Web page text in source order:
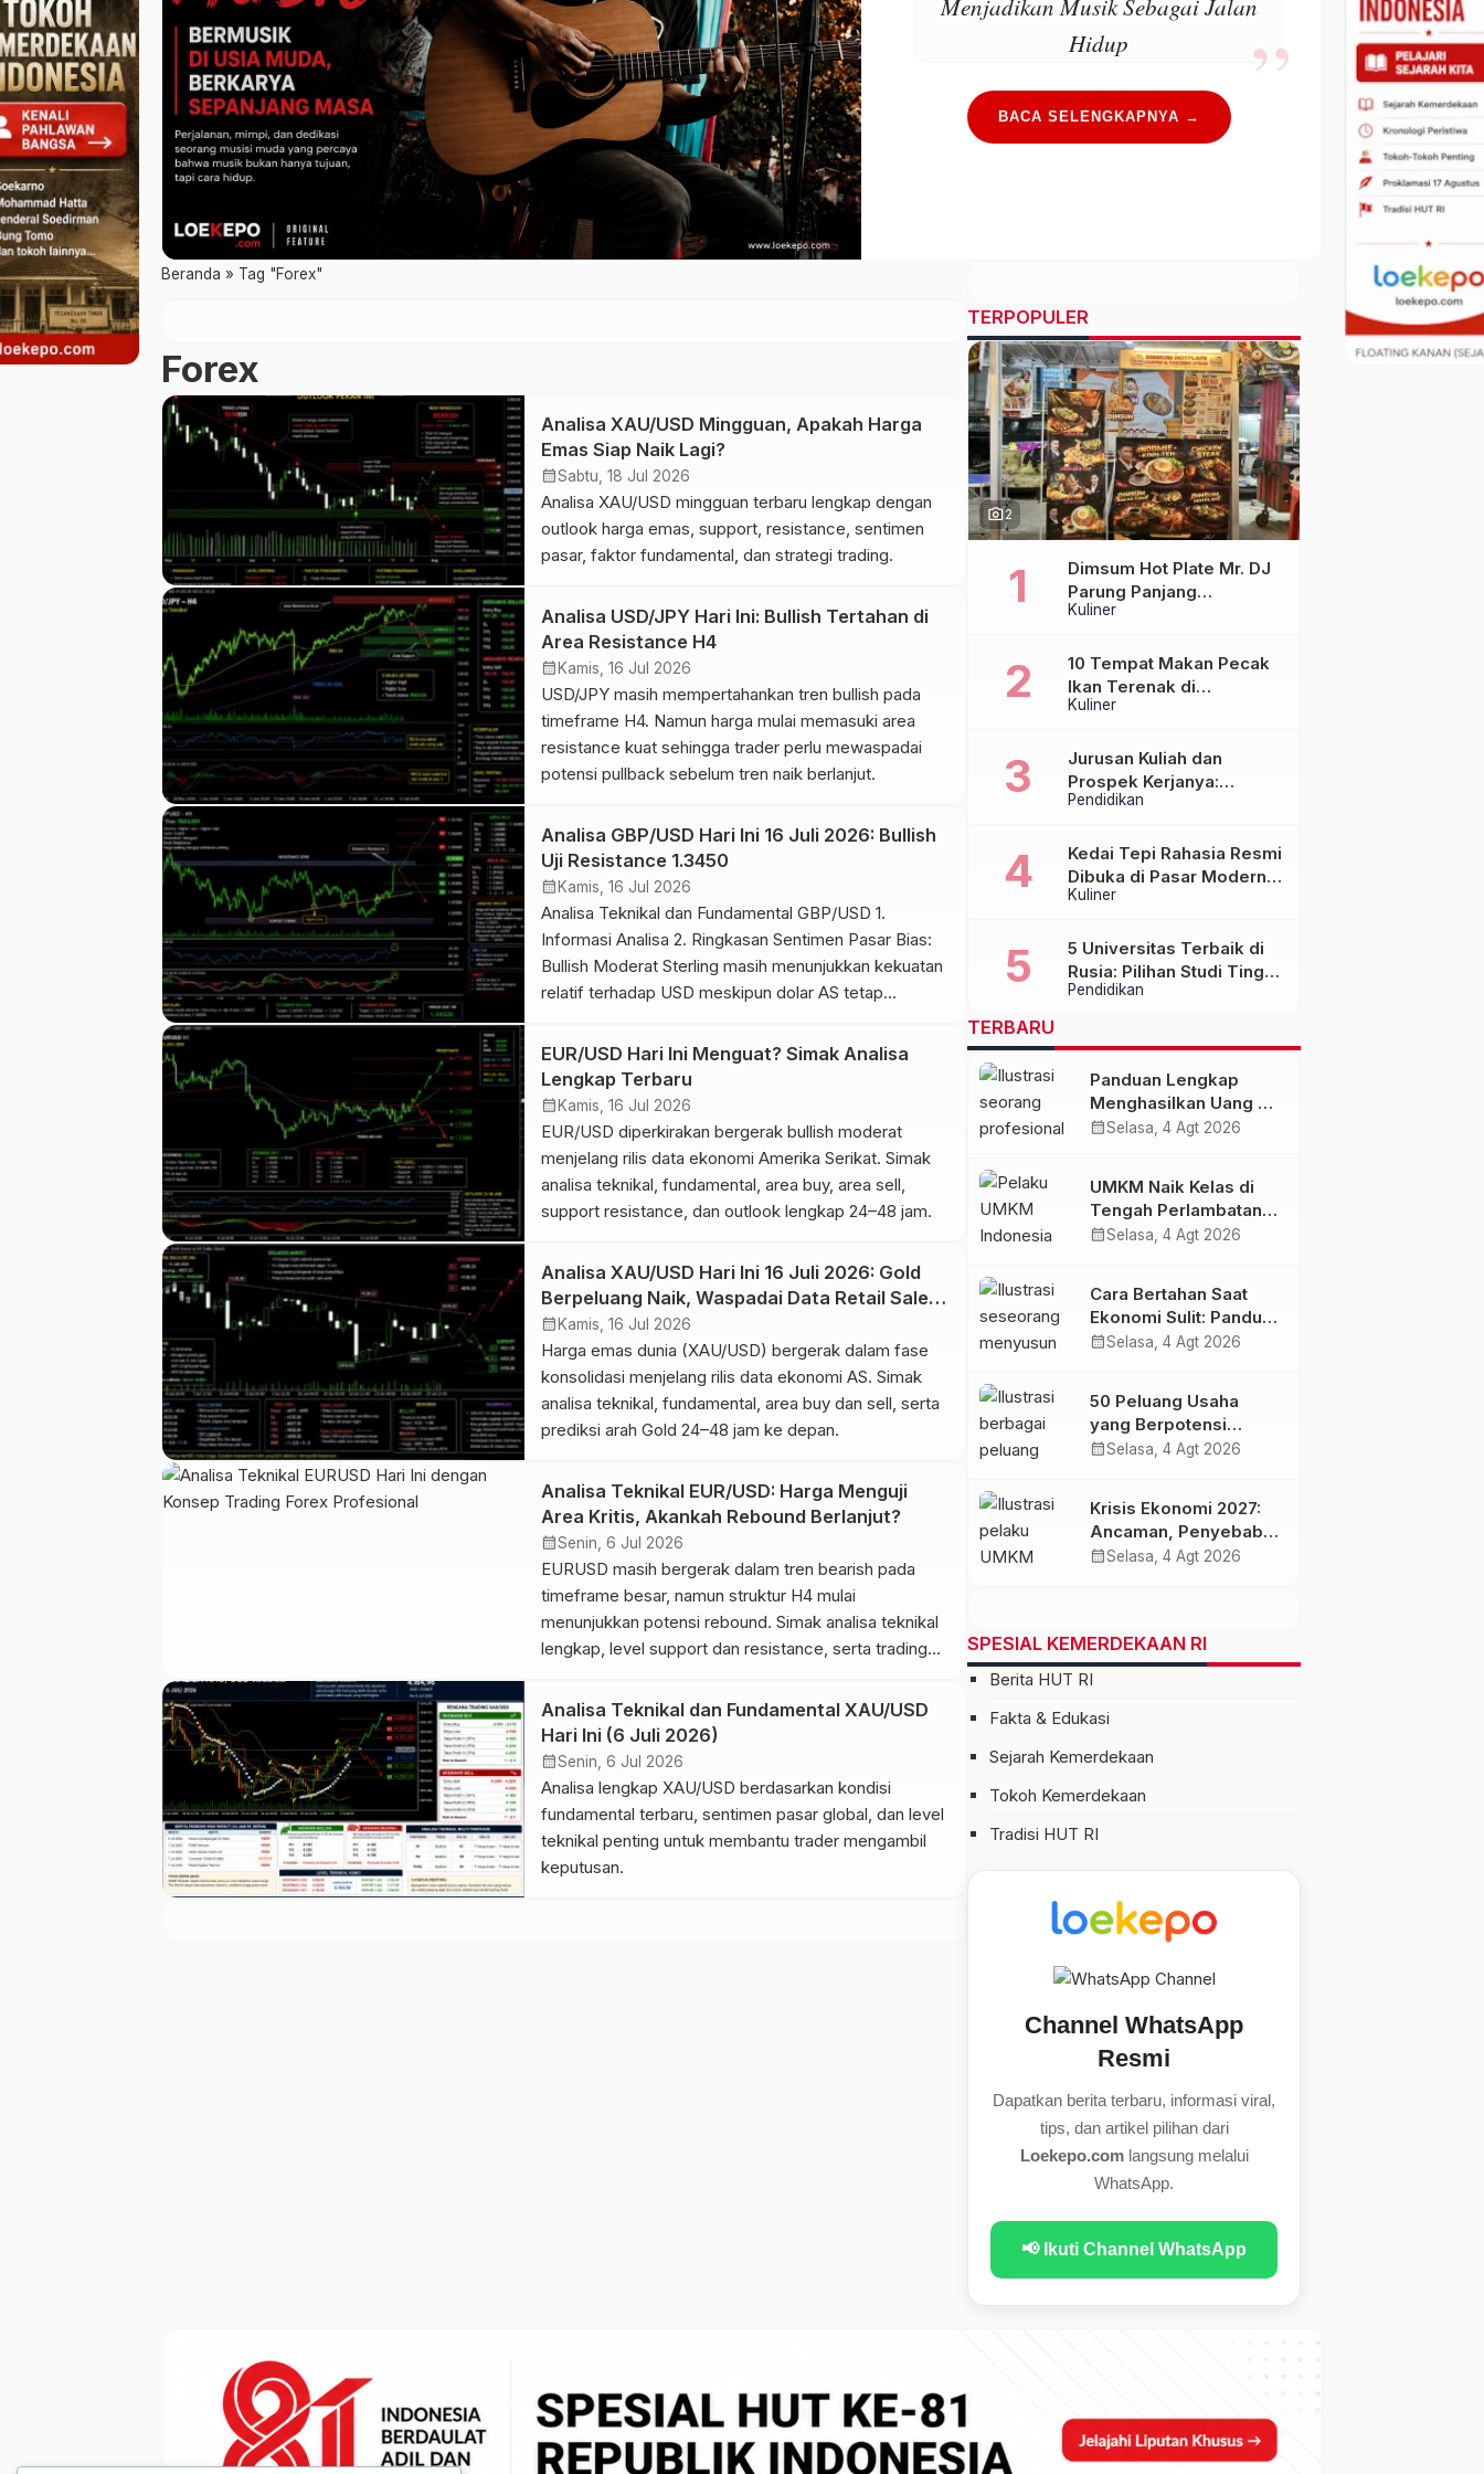
Menjadikan Musik Sebagai Jalan
Hidup
BACA SELENGKAPNYA →
Beranda » Tag "Forex"
Forex
Analisa XAU/USD Mingguan, Apakah Harga
Emas Siap Naik Lagi?
calendar_monthSabtu, 18 Jul 2026
Analisa XAU/USD mingguan terbaru lengkap dengan
outlook harga emas, support, resistance, sentimen
pasar, faktor fundamental, dan strategi trading.
Analisa USD/JPY Hari Ini: Bullish Tertahan di
Area Resistance H4
calendar_month Kamis, 16 Jul 2026
USD/JPY masih mempertahankan tren bullish pada
timeframe H4. Namun harga mulai memasuki area
resistance kuat sehingga trader perlu mewaspadai
potensi pullback sebelum tren naik berlanjut.
Analisa GBP/USD Hari Ini 16 Juli 2026: Bullish
Uji Resistance 1.3450
calendar_month Kamis, 16 Jul 2026
Analisa Teknikal dan Fundamental GBP/USD 1.
Informasi Analisa 2. Ringkasan Sentimen Pasar Bias:
Bullish Moderat Sterling masih menunjukkan kekuatan
relatif terhadap USD meskipun dolar AS tetap
haven dan ekspektasi suku bunga Federal Reserve. Di
sisi lain, ekspektasi bahwa Bank of England akan
mempertahankan kebijakan yang relatif ketat
memberikan dukungan […]
EUR/USD Hari Ini Menguat? Simak Analisa
Lengkap Terbaru
calendar_month Kamis, 16 Jul 2026
EUR/USD diperkirakan bergerak bullish moderat
menjelang rilis data ekonomi Amerika Serikat. Simak
analisa teknikal, fundamental, area buy, area sell,
support resistance, dan outlook lengkap 24–48 jam.
Analisa XAU/USD Hari Ini 16 Juli 2026: Gold
Berpeluang Naik, Waspadai Data Retail Sales
AS
calendar_month Kamis, 16 Jul 2026
Harga emas dunia (XAU/USD) bergerak dalam fase
konsolidasi menjelang rilis data ekonomi AS. Simak
analisa teknikal, fundamental, area buy dan sell, serta
prediksi arah Gold 24–48 jam ke depan.
Analisa Teknikal EUR/USD: Harga Menguji
Area Kritis, Akankah Rebound Berlanjut?
calendar_monthSenin, 6 Jul 2026
EURUSD masih bergerak dalam tren bearish pada
timeframe besar, namun struktur H4 mulai
menunjukkan potensi rebound. Simak analisa teknikal
lengkap, level support dan resistance, serta trading
Analisa Teknikal dan Fundamental XAU/USD
Hari Ini (6 Juli 2026)
calendar_monthSenin, 6 Jul 2026
Analisa lengkap XAU/USD berdasarkan kondisi
fundamental terbaru, sentimen pasar global, dan level
teknikal penting untuk membantu trader mengambil
keputusan.
TERPOPULER
photo_camera2
Kuliner
Dimsum Hot Plate Mr. DJ
Parung Panjang
Luncurkan DJ Steak,
Orisinal di Atas Hot Plate
Kuliner
10 Tempat Makan Pecak
Ikan Terenak di
Tangerang & Jakarta,
Pendidikan
Jurusan Kuliah dan
Prospek Kerjanya:
Panduan Lengkap untuk
Kuliner
Kedai Tepi Rahasia Resmi
Dibuka di Pasar Modern
Sentraland Parung
Sambal Rempah Formula
Tepi Rahasia
Pendidikan
5 Universitas Terbaik di
Rusia: Pilihan Studi Tinggi
dengan Kualitas dan
TERBARU
Panduan Lengkap
Menghasilkan Uang di
Era AI dan Ekonomi
calendar_monthSelasa, 4 Agt 2026
UMKM Naik Kelas di
Tengah Perlambatan
Ekonomi: Strategi
calendar_monthSelasa, 4 Agt 2026
Cara Bertahan Saat
Ekonomi Sulit: Panduan
Mengelola Keuangan,
Penghasilan
calendar_monthSelasa, 4 Agt 2026
50 Peluang Usaha
yang Berpotensi
Berkembang Saat
calendar_monthSelasa, 4 Agt 2026
Krisis Ekonomi 2027:
Ancaman, Penyebab,
dan Dampaknya bagi
calendar_monthSelasa, 4 Agt 2026
SPESIAL KEMERDEKAAN RI
Berita HUT RI
Fakta & Edukasi
Sejarah Kemerdekaan
Tokoh Kemerdekaan
Tradisi HUT RI
Channel WhatsApp
Resmi
Dapatkan berita terbaru, informasi viral,
tips, dan artikel pilihan dari
Loekepo.comlangsung melalui
WhatsApp.
📢 Ikuti Channel WhatsApp